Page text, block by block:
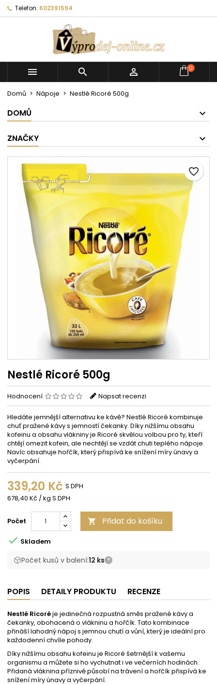
Telefon: 602391594
   0
Domů Nápoje Nestlé Ricoré 500g
DOMŮ
ZNAČKY
Nestlé Ricoré 500g
Hodnocení Napsat recenzi
Hledáte jemnější alternativu ke kávě? Nestlé Ricoré kombinuje
chuť pražené kávy s jemností čekanky. Díky nižšímu obsahu
kofeinu a obsahu vlákniny je Ricoré skvělou volbou pro ty, kteří
chtějí omezit kofein, ale nechtějí se vzdát chuti teplého nápoje.
Navíc obsahuje hořčík, který přispívá ke snížení míry únavy a
vyčerpání.
339,20 Kč S DPH
678,40 Kč / kg S DPH
Počet  Přidat do košíku
favorite_border
 Skladem
Počet kusů v balení:12 ks ?
POPIS DETAILY PRODUKTU RECENZE
Nestlé Ricoréje jedinečná rozpustná směs pražené kávy a
čekanky, obohacená o vlákninu a hořčík. Tato kombinace
přináší lahodný nápoj s jemnou chutí a vůní, který je ideální pro
každodenní chvíle pohody.
Díky nižšímu obsahu kofeinu je Ricoré šetrnější k vašemu
organismu a můžete si ho vychutnat i ve večerních hodinách.
Přidaná vláknina příznivě působí na trávení a hořčík přispívá ke
snížení míry únavy a vyčerpání.